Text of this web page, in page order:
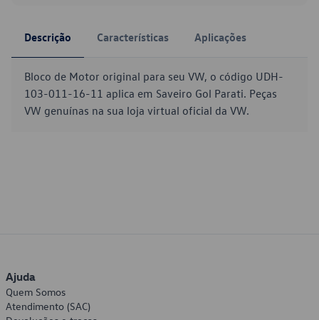
Descrição Características Aplicações
Bloco de Motor original para seu VW, o código UDH-
103-011-16-11 aplica em Saveiro Gol Parati. Peças
VW genuínas na sua loja virtual oficial da VW.
Ajuda
Quem Somos
Atendimento (SAC)